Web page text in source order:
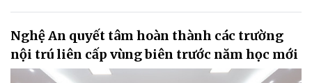
Nghệ An quyết tâm hoàn thành các trường
nội trú liên cấp vùng biên trước năm học mới